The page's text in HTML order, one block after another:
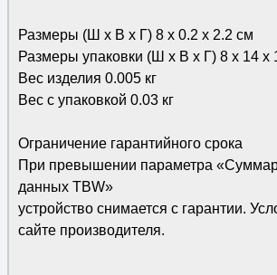
Размеры (Ш х В х Г) 8 х 0.2 х 2.2 см
Размеры упаковки (Ш х В х Г) 8 х 14 х
Вес изделия 0.005 кг
Вес с упаковкой 0.03 кг
Ограничение гарантийного срока
При превышении параметра
данных TBW»
устройство снимается с гарантии.
сайте производителя.